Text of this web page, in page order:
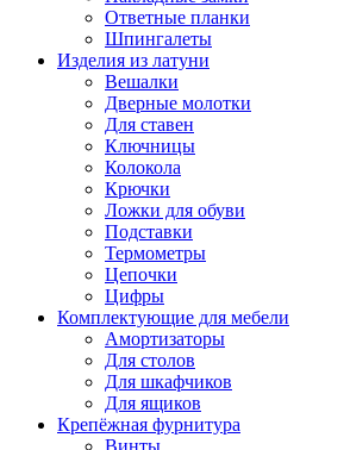
Ответные планки
Шпингалеты
Изделия из латуни
Вешалки
Дверные молотки
Для ставен
Ключницы
Колокола
Крючки
Ложки для обуви
Подставки
Термометры
Цепочки
Цифры
Комплектующие для мебели
Амортизаторы
Для столов
Для шкафчиков
Для ящиков
Крепёжная фурнитура